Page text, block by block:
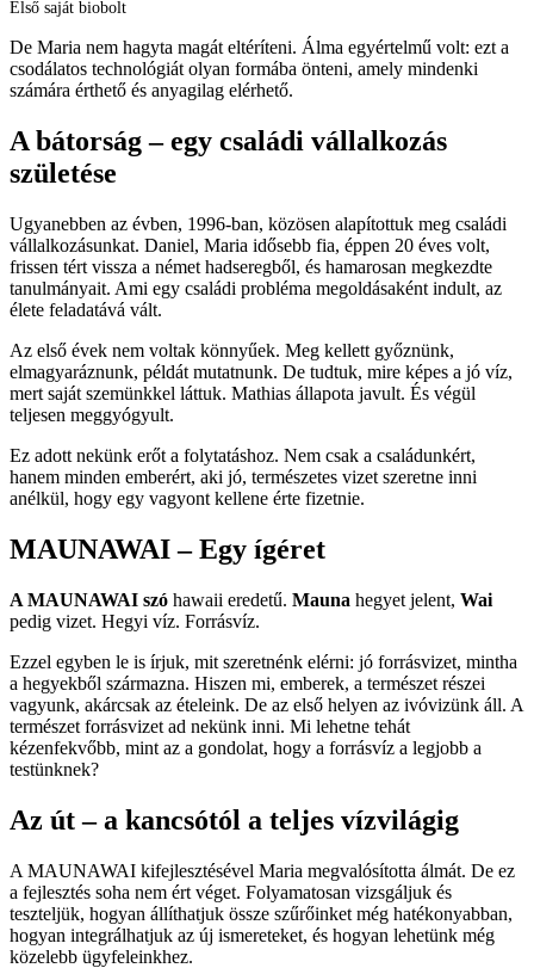
Első saját biobolt
De Maria nem hagyta magát eltéríteni. Álma egyértelmű volt: ezt a
csodálatos technológiát olyan formába önteni, amely mindenki
számára érthető és anyagilag elérhető.
A bátorság – egy családi vállalkozás
születése
Ugyanebben az évben, 1996-ban, közösen alapítottuk meg családi
vállalkozásunkat. Daniel, Maria idősebb fia, éppen 20 éves volt,
frissen tért vissza a német hadseregből, és hamarosan megkezdte
tanulmányait. Ami egy családi probléma megoldásaként indult, az
élete feladatává vált.
Az első évek nem voltak könnyűek. Meg kellett győznünk,
elmagyaráznunk, példát mutatnunk. De tudtuk, mire képes a jó víz,
mert saját szemünkkel láttuk. Mathias állapota javult. És végül
teljesen meggyógyult.
Ez adott nekünk erőt a folytatáshoz. Nem csak a családunkért,
hanem minden emberért, aki jó, természetes vizet szeretne inni
anélkül, hogy egy vagyont kellene érte fizetnie.
MAUNAWAI – Egy ígéret
A MAUNAWAI szó hawaii eredetű. Mauna hegyet jelent, Wai
pedig vizet. Hegyi víz. Forrásvíz.
Ezzel egyben le is írjuk, mit szeretnénk elérni: jó forrásvizet, mintha
a hegyekből származna. Hiszen mi, emberek, a természet részei
vagyunk, akárcsak az ételeink. De az első helyen az ivóvizünk áll. A
természet forrásvizet ad nekünk inni. Mi lehetne tehát
kézenfekvőbb, mint az a gondolat, hogy a forrásvíz a legjobb a
testünknek?
Az út – a kancsótól a teljes vízvilágig
A MAUNAWAI kifejlesztésével Maria megvalósította álmát. De ez
a fejlesztés soha nem ért véget. Folyamatosan vizsgáljuk és
teszteljük, hogyan állíthatjuk össze szűrőinket még hatékonyabban,
hogyan integrálhatjuk az új ismereteket, és hogyan lehetünk még
közelebb ügyfeleinkhez.